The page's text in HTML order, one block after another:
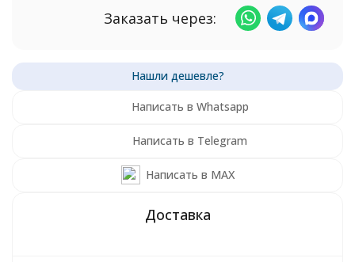
Заказать через:
Написать в Whatsapp
Написать в Telegram
Написать в MAX